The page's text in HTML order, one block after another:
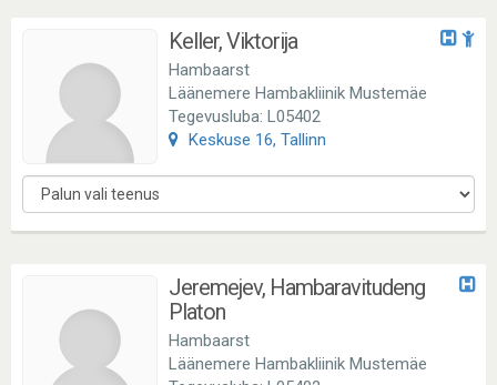
Keller, Viktorija
Hambaarst
Läänemere Hambakliinik Mustemäe
Tegevusluba: L05402
Keskuse 16, Tallinn
Jeremejev, Hambaravitudeng
Platon
Hambaarst
Läänemere Hambakliinik Mustemäe